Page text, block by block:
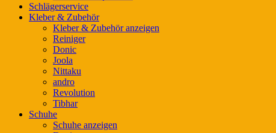
Schlägerservice
Kleber & Zubehör
Kleber & Zubehör anzeigen
Reiniger
Donic
Joola
Nittaku
andro
Revolution
Tibhar
Schuhe
Schuhe anzeigen